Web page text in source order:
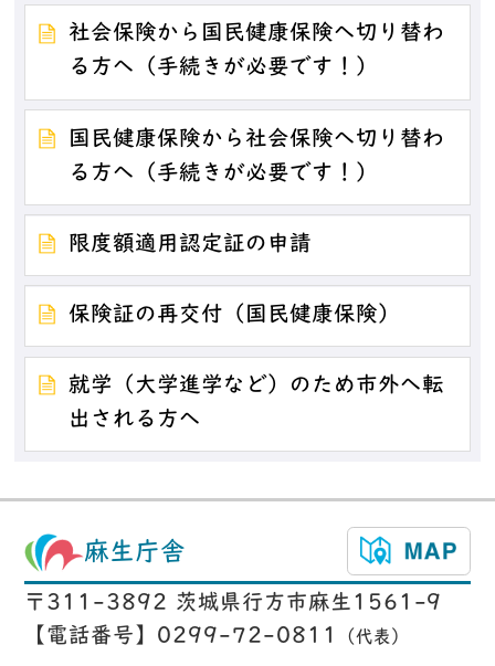
社会保険から国民健康保険へ切り替わ
る方へ（手続きが必要です！）
国民健康保険から社会保険へ切り替わ
る方へ（手続きが必要です！）
限度額適用認定証の申請
保険証の再交付（国民健康保険）
就学（大学進学など）のため市外へ転
出される方へ
麻生庁舎
〒311-3892 茨城県行方市麻生1561-9
【電話番号】0299-72-0811
（代表）